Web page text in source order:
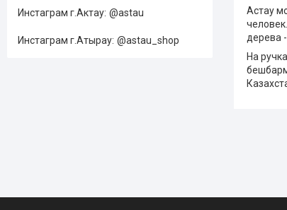
Астау
дерева
На
Инстаграм г.Актау @astau
Инстаграм г.Атырау @astau_shop